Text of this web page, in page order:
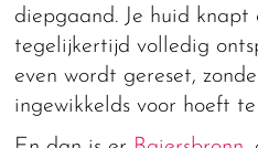
diepgaand. Je huid
tegelijkertijd volledig
even wordt gereset,
ingewikkelds voor hoeft